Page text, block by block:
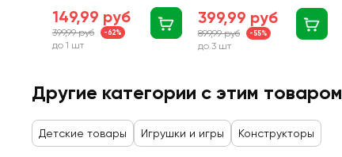
149,99 руб
399,99 руб -62%
до 1 шт
399,99 руб
899,99 руб -55%
до 3 шт
Другие категории с этим товаром
Детские товары Игрушки и игры Конструкторы